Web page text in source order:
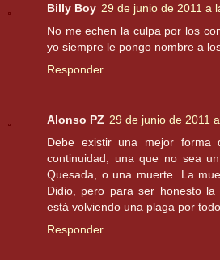
Billy Boy 29 de junio de 2011 a
No me echen la culpa por los
yo siempre le pongo nombre a
Responder
Alonso PZ 29 de junio de 2011
Debe existir una mejor forma
continuidad, una que no sea
Quesada, o una muerte. La
Didio, pero para ser honesto
está volviendo una plaga por
Responder